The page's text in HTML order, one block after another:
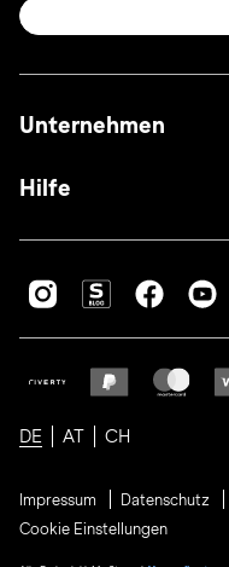
Unternehmen
Hilfe
DE AT CH
Impressum Datenschutz
Cookie Einstellungen